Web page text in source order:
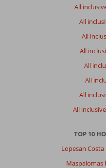
All
All
All
All
All
All
All
All
TOP 10
Lopesan
Maspalomas